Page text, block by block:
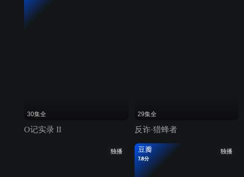
30集全
O记实录 II
29集全
反诈·猎蜂者
独播 独播
豆瓣
7.8分